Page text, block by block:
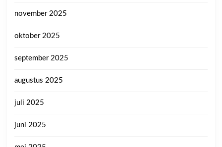
november 2025
oktober 2025
september 2025
augustus 2025
juli 2025
juni 2025